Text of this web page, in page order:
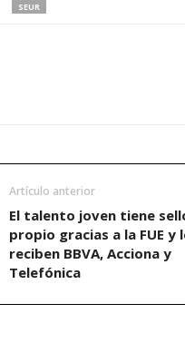
SEUR
Artículo anterior
El talento joven tiene
propio gracias a la FUE y
reciben BBVA, Acciona y
Telefónica